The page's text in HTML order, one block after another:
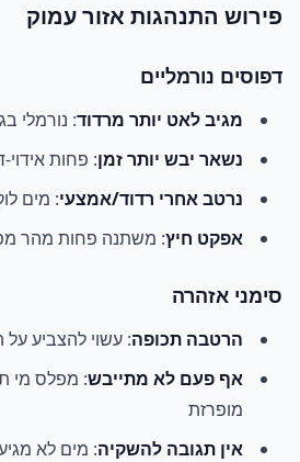
פירוש התנהגות אזור עמוק
דפוסים נורמליים
מגיב לאט יותר מרדוד: נורמלי
נשאר יבש יותר זמן: פחות
נרטב אחרי רדוד/אמצעי: מים
אפקט חיץ: משתנה פחות מהר
סימני אזהרה
הרטבה תכופה: עשוי להצביע על
אף פעם לא מתייבש: מפלס מי
מופרזת
אין תגובה להשקיה: מים לא